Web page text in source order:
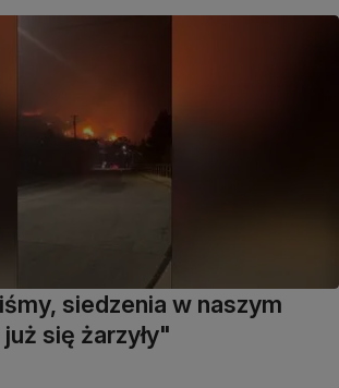
siedzenia w naszym
się żarzyły"